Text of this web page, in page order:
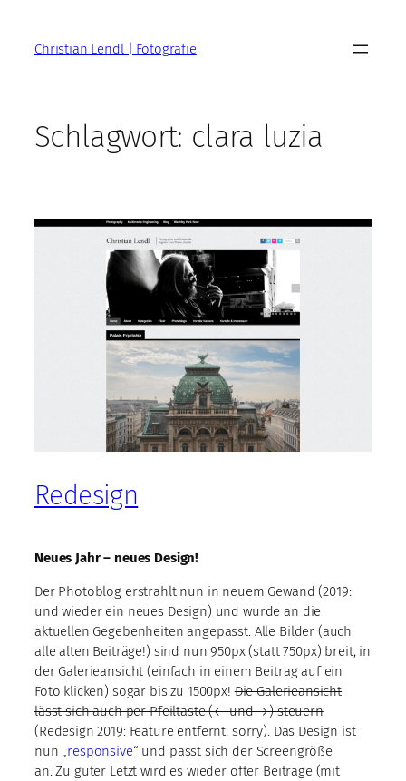
springenChristian Lendl | Fotografie
Schlagwort: clara luzia
Redesign
Neues Jahr – neues Design!
Der Photoblog erstrahlt nun in neuem Gewand (2019:
und wieder ein neues Design) und wurde an die
aktuellen Gegebenheiten angepasst. Alle Bilder (auch
alle alten Beiträge!) sind nun 950px (statt 750px) breit, in
der Galerieansicht (einfach in einem Beitrag auf ein
Foto klicken) sogar bis zu 1500px!Die Galerieansicht
lässt sich auch per Pfeiltaste (← und →) steuern
(Redesign 2019: Feature entfernt, sorry). Das Design ist
nun „responsive“ und passt sich der Screengröße
an. Zu guter Letzt wird es wieder öfter Beiträge (mit